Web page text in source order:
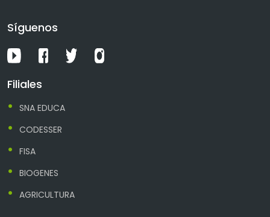
Síguenos
Filiales
SNA EDUCA
CODESSER
FISA
BIOGENES
AGRICULTURA